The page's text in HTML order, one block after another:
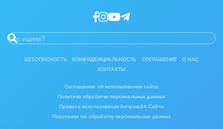
БЕЗОПАСНОСТЬ КОНФИДЕНЦИАЛЬНОСТЬ СОГЛАШЕНИЕ
О НАС
КОНТАКТЫ
Соглашение об использовании сайта
Политика обработки персональных данных
Правила использования Битрикс24.Сайты
Поручение на обработку персональных данных